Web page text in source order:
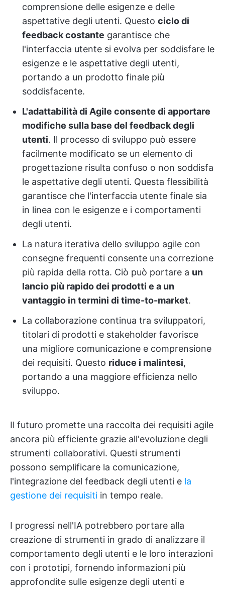
comprensione delle esigenze e delle
aspettative degli utenti. Questo ciclo di
feedback costante garantisce che
l'interfaccia utente si evolva per soddisfare le
esigenze e le aspettative degli utenti,
portando a un prodotto finale più
soddisfacente.
L'adattabilità di Agile consente di apportare
modifiche sulla base del feedback degli
utenti. Il processo di sviluppo può essere
facilmente modificato se un elemento di
progettazione risulta confuso o non soddisfa
le aspettative degli utenti. Questa flessibilità
garantisce che l'interfaccia utente finale sia
in linea con le esigenze e i comportamenti
degli utenti.
La natura iterativa dello sviluppo agile con
consegne frequenti consente una correzione
più rapida della rotta. Ciò può portare a un
lancio più rapido dei prodotti e a un
vantaggio in termini di time-to-market.
La collaborazione continua tra sviluppatori,
titolari di prodotti e stakeholder favorisce
una migliore comunicazione e comprensione
dei requisiti. Questo riduce i malintesi,
portando a una maggiore efficienza nello
sviluppo.
Il futuro promette una raccolta dei requisiti agile
ancora più efficiente grazie all'evoluzione degli
strumenti collaborativi. Questi strumenti
possono semplificare la comunicazione,
l'integrazione del feedback degli utenti e la
gestione dei requisiti in tempo reale.
I progressi nell'IA potrebbero portare alla
creazione di strumenti in grado di analizzare il
comportamento degli utenti e le loro interazioni
con i prototipi, fornendo informazioni più
approfondite sulle esigenze degli utenti e